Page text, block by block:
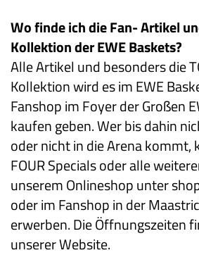
Wo finde ich die Fan- Artikel
Kollektion der EWE Baskets?
Alle Artikel und besonders die
Kollektion wird es im EWE
Fanshop im Foyer der Großen
kaufen geben. Wer bis dahin
oder nicht in die Arena kommt,
FOUR Specials oder alle
unserem Onlineshop unter
oder im Fanshop in der
erwerben. Die Öffnungszeiten
unserer Website.